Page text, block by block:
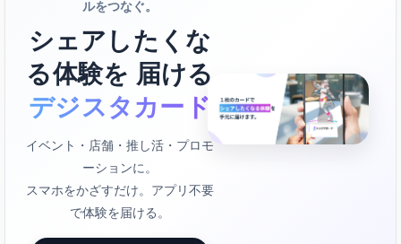
ルをつなぐ。
シェアしたくな
る体験を 届ける
デジスタカード
イベント・店舗・推し活・プロモ
ーションに。
スマホをかざすだけ。アプリ不要
で体験を届ける。